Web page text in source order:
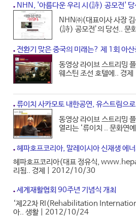
NHN, '아름다운 우리 시(詩) 공모전' 당
NHN㈜(대표이사 사장
(詩) 공모전’의 당선..
전환기 맞은 중국의 미래는? 제 1회 아
동영상 라이브 스트리
웨스틴 조선 호텔에..
류이치 사카모토 내한공연, 유스트림으
동영상 라이브 스트리밍
열리는 ‘류이치 .. 문화
헤파호프코리아, 말레이시아 신재생 에
헤파호프코리아(대표 정유식,
리됨.. 경제 | 2012/10/30
세계재활협회 90주년 기념식 개최
‘제22차 RI(Rehabilitation
아.. 생활 | 2012/10/24